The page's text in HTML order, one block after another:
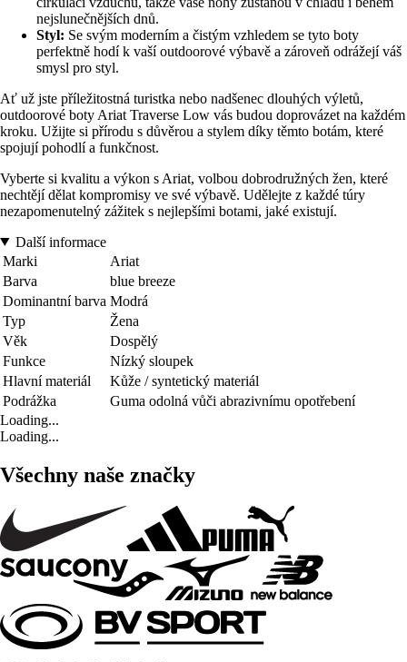
nejslunečnějších dnů.
Styl: Se svým moderním a čistým vzhledem se tyto boty
perfektně hodí k vaší outdoorové výbavě a zároveň odrážejí váš
smysl pro styl.
Ať už jste příležitostná turistka nebo nadšenec dlouhých výletů,
outdoorové boty Ariat Traverse Low vás budou doprovázet na každém
kroku. Užijte si přírodu s důvěrou a stylem díky těmto botám, které
spojují pohodlí a funkčnost.
Vyberte si kvalitu a výkon s Ariat, volbou dobrodružných žen, které
nechtějí dělat kompromisy ve své výbavě. Udělejte z každé túry
nezapomenutelný zážitek s nejlepšími botami, jaké existují.
Další informace
Marki
Ariat
Barva
blue breeze
Dominantní barva Modrá
Typ
Žena
Věk
Dospělý
Funkce
Nízký sloupek
Hlavní materiál
Kůže / syntetický materiál
Podrážka
Guma odolná vůči abrazivnímu opotřebení
Loading...
Loading...
Všechny naše značky